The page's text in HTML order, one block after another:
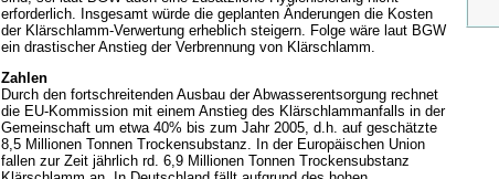
erforderlich. Insgesamt würde die geplanten Änderungen die Kosten
der Klärschlamm-Verwertung erheblich steigern. Folge wäre laut BGW
ein drastischer Anstieg der Verbrennung von Klärschlamm.
Zahlen
Durch den fortschreitenden Ausbau der Abwasserentsorgung rechnet
die EU-Kommission mit einem Anstieg des Klärschlammanfalls in der
Gemeinschaft um etwa 40% bis zum Jahr 2005, d.h. auf geschätzte
8,5 Millionen Tonnen Trockensubstanz. In der Europäischen Union
fallen zur Zeit jährlich rd. 6,9 Millionen Tonnen Trockensubstanz